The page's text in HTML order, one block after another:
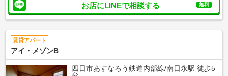
お店にLINEで相談する 無料
賃貸アパート
アイ・メゾンB
四日市あすなろう鉄道内部線/南日永駅 徒歩5